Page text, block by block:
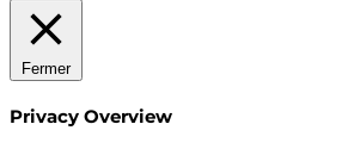
Fermer
Privacy Overview